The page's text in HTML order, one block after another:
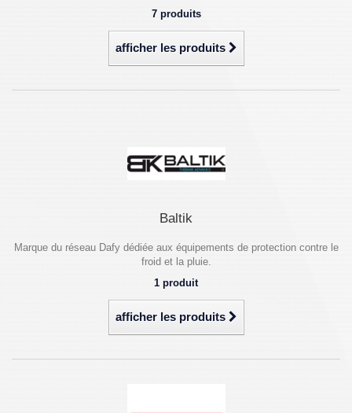
7 produits
afficher les produits
Baltik
Marque du réseau Dafy dédiée aux équipements de protection contre le
froid et la pluie.
1 produit
afficher les produits